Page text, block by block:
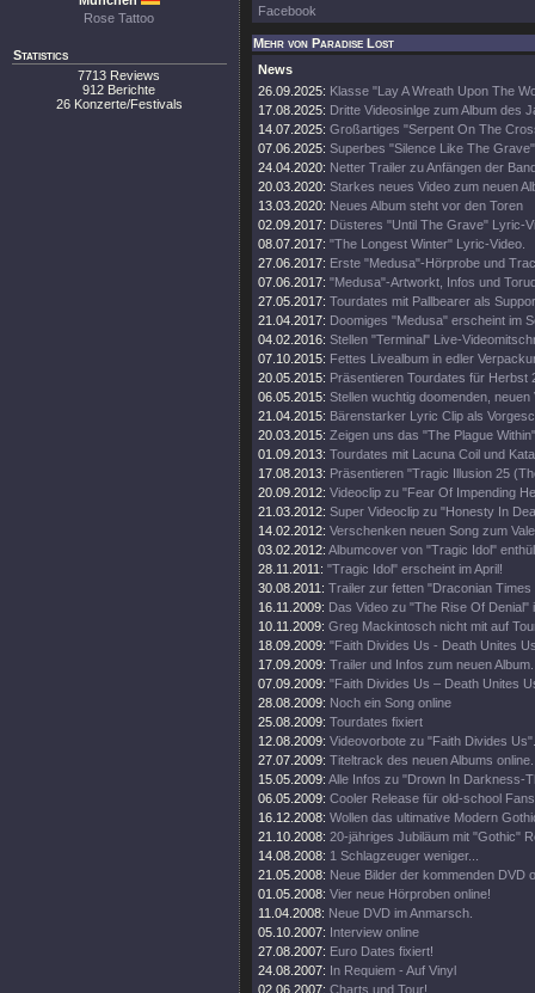
Rose Tattoo
Statistics
7713 Reviews
912 Berichte
26 Konzerte/Festivals
Facebook
Mehr von Paradise Lost
News
26.09.2025: Klasse "Lay A Wreath Upon The
17.08.2025: Dritte Videosinlge zum Album des
14.07.2025: Großartiges "Serpent On The
07.06.2025: Superbes "Silence Like The
24.04.2020: Netter Trailer zu Anfängen der
20.03.2020: Starkes neues Video zum neuen
13.03.2020: Neues Album steht vor den Toren
02.09.2017: Düsteres "Until The Grave" Lyric-
08.07.2017: "The Longest Winter" Lyric-Video.
27.06.2017: Erste "Medusa"-Hörprobe und
07.06.2017: "Medusa"-Artworkt, Infos und
27.05.2017: Tourdates mit Pallbearer als
21.04.2017: Doomiges "Medusa" erscheint im
04.02.2016: Stellen "Terminal" Live-
07.10.2015: Fettes Livealbum in edler
20.05.2015: Präsentieren Tourdates für Herbst
06.05.2015: Stellen wuchtig doomenden, neuen
21.04.2015: Bärenstarker Lyric Clip als
20.03.2015: Zeigen uns das "The Plague
01.09.2013: Tourdates mit Lacuna Coil und
17.08.2013: Präsentieren "Tragic Illusion 25
20.09.2012: Videoclip zu "Fear Of Impending
21.03.2012: Super Videoclip zu "Honesty In
14.02.2012: Verschenken neuen Song zum
03.02.2012: Albumcover von "Tragic Idol"
28.11.2011: "Tragic Idol" erscheint im April!
30.08.2011: Trailer zur fetten "Draconian Times
16.11.2009: Das Video zu "The Rise Of Denial"
10.11.2009: Greg Mackintosch nicht mit auf
18.09.2009: "Faith Divides Us - Death Unites
17.09.2009: Trailer und Infos zum neuen Album.
07.09.2009: "Faith Divides Us – Death Unites
28.08.2009: Noch ein Song online
25.08.2009: Tourdates fixiert
12.08.2009: Videovorbote zu "Faith Divides Us".
27.07.2009: Titeltrack des neuen Albums online.
15.05.2009: Alle Infos zu "Drown In Darkness-
06.05.2009: Cooler Release für old-school
16.12.2008: Wollen das ultimative Modern
21.10.2008: 20-jähriges Jubiläum mit "Gothic"
14.08.2008: 1 Schlagzeuger weniger...
21.05.2008: Neue Bilder der kommenden DVD
01.05.2008: Vier neue Hörproben online!
11.04.2008: Neue DVD im Anmarsch.
05.10.2007: Interview online
27.08.2007: Euro Dates fixiert!
24.08.2007: In Requiem - Auf Vinyl
02.06.2007: Charts und Tour!